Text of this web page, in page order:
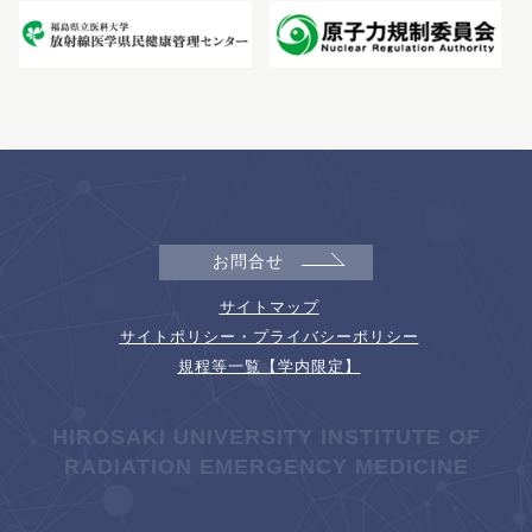
お問合せ
サイトマップ
サイトポリシー・プライバシーポリシー
規程等一覧【学内限定】
HIROSAKI UNIVERSITY INSTITUTE OF
RADIATION EMERGENCY MEDICINE